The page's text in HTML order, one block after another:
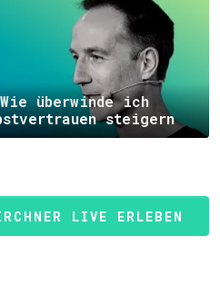
überwinde ich
steigern
LIVE ERLEBEN